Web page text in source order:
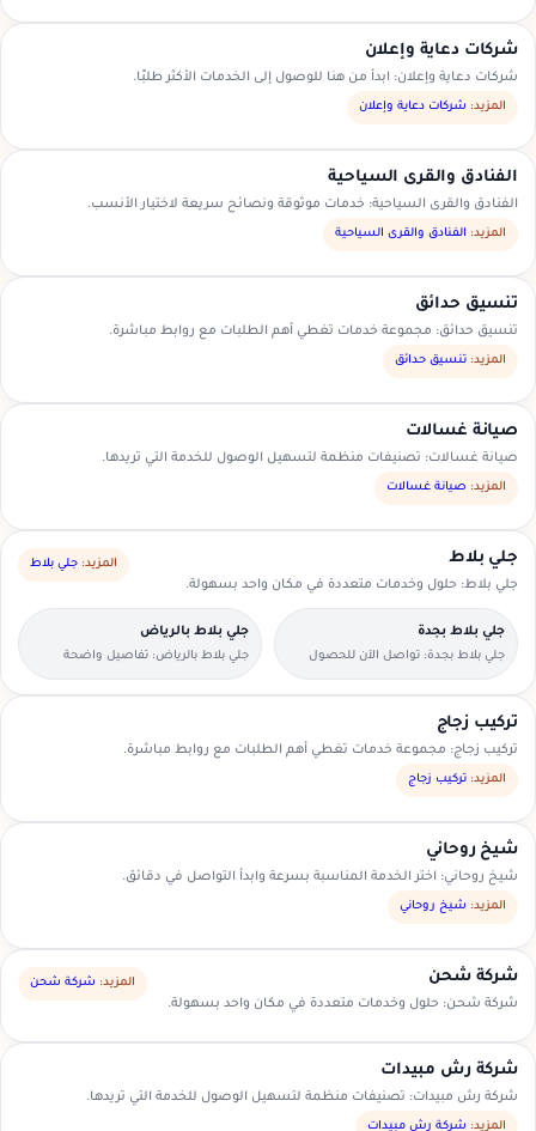
شركات دعاية وإعلان
شركات دعاية وإعلان: ابدأ من هنا للوصول إلى الخدمات الأكثر طلبًا.
المزيد: شركات دعاية وإعلان
الفنادق والقرى السياحية
الفنادق والقرى السياحية: خدمات موثوقة ونصائح سريعة لاختيار الأنسب.
المزيد: الفنادق والقرى السياحية
تنسيق حدائق
تنسيق حدائق: مجموعة خدمات تغطي أهم الطلبات مع روابط مباشرة.
المزيد: تنسيق حدائق
صيانة غسالات
صيانة غسالات: تصنيفات منظمة لتسهيل الوصول للخدمة التي تريدها.
المزيد: صيانة غسالات
جلي بلاط
جلي بلاط: حلول وخدمات متعددة في مكان واحد بسهولة.
المزيد: جلي بلاط
جلي بلاط بجدة
جلي بلاط بجدة: تواصل الآن للحصول
على عرض سعر مناسب.
جلي بلاط بالرياض
جلي بلاط بالرياض: تفاصيل واضحة
لتسهيل اختيار مقدم الخدمة.
تركيب زجاج
تركيب زجاج: مجموعة خدمات تغطي أهم الطلبات مع روابط مباشرة.
المزيد: تركيب زجاج
شيخ روحاني
شيخ روحاني: اختر الخدمة المناسبة بسرعة وابدأ التواصل في دقائق.
المزيد: شيخ روحاني
شركة شحن
شركة شحن: حلول وخدمات متعددة في مكان واحد بسهولة.
المزيد: شركة شحن
شركة رش مبيدات
شركة رش مبيدات: تصنيفات منظمة لتسهيل الوصول للخدمة التي تريدها.
المزيد: شركة رش مبيدات